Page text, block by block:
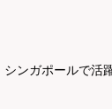
ンガポールで